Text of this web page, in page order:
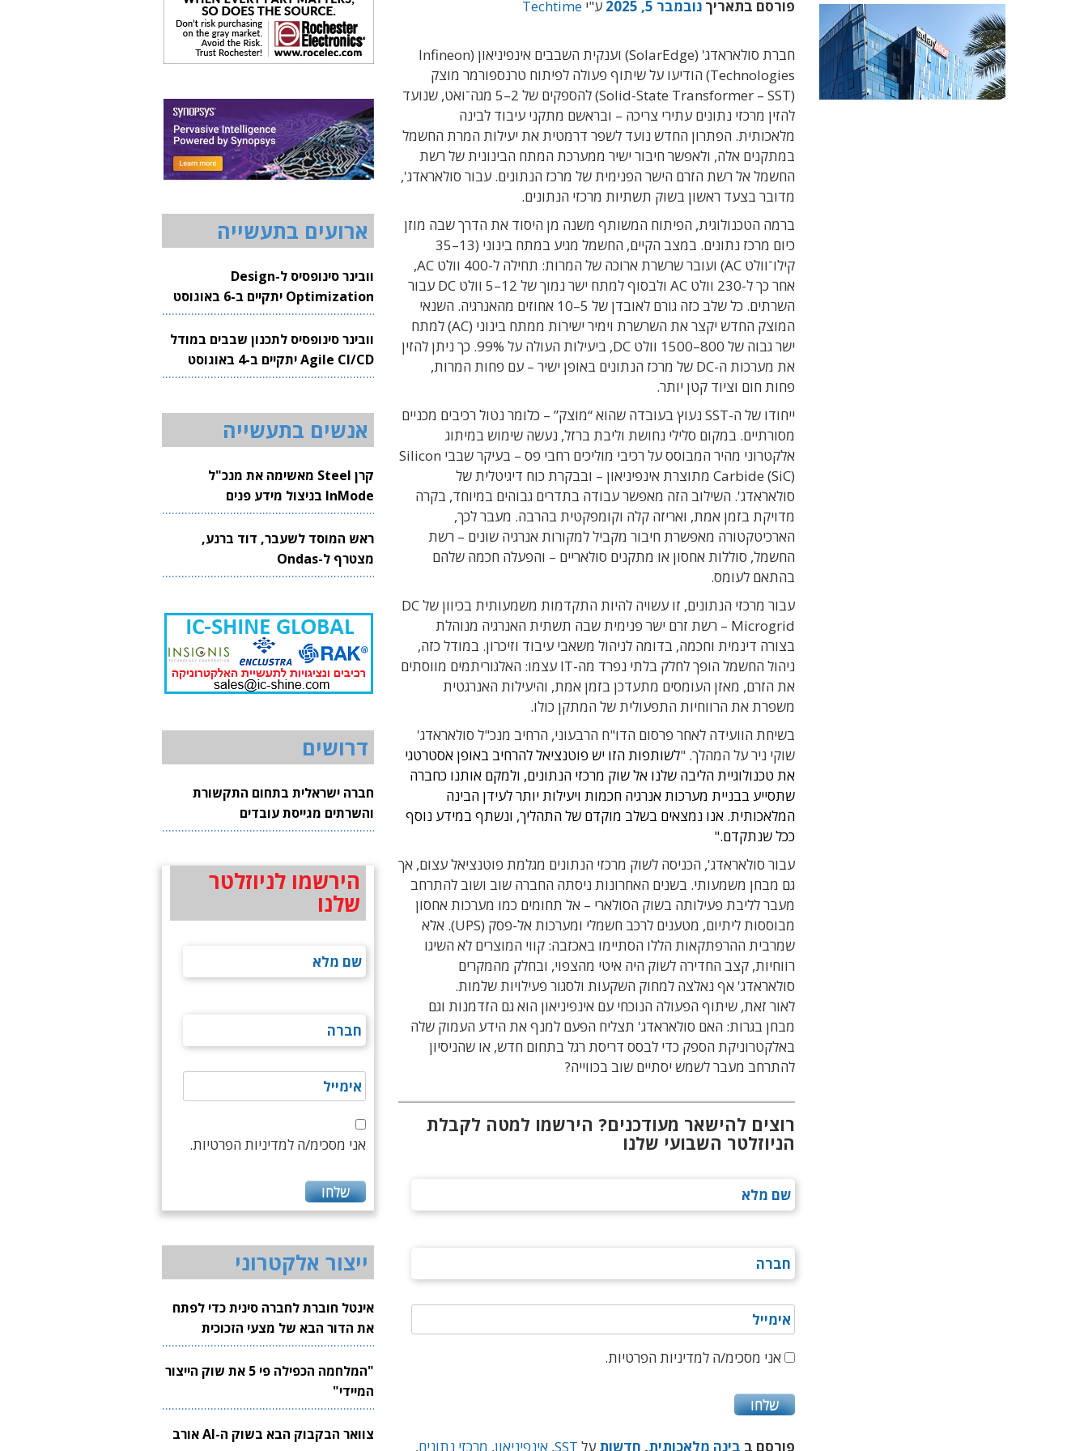
פורסם בתאריך נובמבר 5, 2025 ע"י Techtime
חברת סולאראדג' (SolarEdge) וענקית השבבים אינפיניאון (Infineon
Technologies) הודיעו על שיתוף פעולה לפיתוח טרנספורמר מוצק
(Solid-State Transformer – SST) להספקים של 2–5 מגה־ואט, שנועד
להזין מרכזי נתונים עתירי צריכה – ובראשם מתקני עיבוד לבינה
מלאכותית. הפתרון החדש נועד לשפר דרמטית את יעילות המרת החשמל
במתקנים אלה, ולאפשר חיבור ישיר ממערכת המתח הבינונית של רשת
החשמל אל רשת הזרם הישר הפנימית של מרכז הנתונים. עבור סולאראדג',
מדובר בצעד ראשון בשוק תשתיות מרכזי הנתונים.
ברמה הטכנולוגית, הפיתוח המשותף משנה מן היסוד את הדרך שבה מוזן
כיום מרכז נתונים. במצב הקיים, החשמל מגיע במתח בינוני (13–35
קילו־וולט AC) ועובר שרשרת ארוכה של המרות: תחילה ל-400 וולט AC,
אחר כך ל-230 וולט AC ולבסוף למתח ישר נמוך של 12–5 וולט DC עבור
השרתים. כל שלב כזה גורם לאובדן של 5–10 אחוזים מהאנרגיה. השנאי
המוצק החדש יקצר את השרשרת וימיר ישירות ממתח בינוני (AC) למתח
ישר גבוה של 800–1500 וולט DC, ביעילות העולה על 99%. כך ניתן להזין
את מערכות ה-DC של מרכז הנתונים באופן ישיר – עם פחות המרות,
פחות חום וציוד קטן יותר.
ייחודו של ה-SST נעוץ בעובדה שהוא “מוצק” – כלומר נטול רכיבים מכניים
מסורתיים. במקום סלילי נחושת וליבת ברזל, נעשה שימוש במיתוג
אלקטרוני מהיר המבוסס על רכיבי מוליכים רחבי פס – בעיקר שבבי Silicon
Carbide (SiC) מתוצרת אינפיניאון – ובבקרת כוח דיגיטלית של
סולאראדג'. השילוב הזה מאפשר עבודה בתדרים גבוהים במיוחד, בקרה
מדויקת בזמן אמת, ואריזה קלה וקומפקטית בהרבה. מעבר לכך,
הארכיטקטורה מאפשרת חיבור מקביל למקורות אנרגיה שונים – רשת
החשמל, סוללות אחסון או מתקנים סולאריים – והפעלה חכמה שלהם
בהתאם לעומס.
עבור מרכזי הנתונים, זו עשויה להיות התקדמות משמעותית בכיוון של DC
Microgrid – רשת זרם ישר פנימית שבה תשתית האנרגיה מנוהלת
בצורה דינמית וחכמה, בדומה לניהול משאבי עיבוד וזיכרון. במודל כזה,
ניהול החשמל הופך לחלק בלתי נפרד מה-IT עצמו: האלגוריתמים מווסתים
את הזרם, מאזן העומסים מתעדכן בזמן אמת, והיעילות האנרגטית
משפרת את הרווחיות התפעולית של המתקן כולו.
בשיחת הוועידה לאחר פרסום הדו"ח הרבעוני, הרחיב מנכ"ל סולאראדג'
שוקי ניר על המהלך. "לשותפות הזו יש פוטנציאל להרחיב באופן אסטרטגי
את טכנולוגיית הליבה שלנו אל שוק מרכזי הנתונים, ולמקם אותנו כחברה
שתסייע בבניית מערכות אנרגיה חכמות ויעילות יותר לעידן הבינה
המלאכותית. אנו נמצאים בשלב מוקדם של התהליך, ונשתף במידע נוסף
ככל שנתקדם."
עבור סולאראדג', הכניסה לשוק מרכזי הנתונים מגלמת פוטנציאל עצום, אך
גם מבחן משמעותי. בשנים האחרונות ניסתה החברה שוב ושוב להתרחב
מעבר לליבת פעילותה בשוק הסולארי – אל תחומים כמו מערכות אחסון
מבוססות ליתיום, מטענים לרכב חשמלי ומערכות אל-פסק (UPS). אלא
שמרבית ההרפתקאות הללו הסתיימו באכזבה: קווי המוצרים לא השיגו
רווחיות, קצב החדירה לשוק היה איטי מהצפוי, ובחלק מהמקרים
סולאראדג' אף נאלצה למחוק השקעות ולסגור פעילויות שלמות.
לאור זאת, שיתוף הפעולה הנוכחי עם אינפיניאון הוא גם הזדמנות וגם
מבחן בגרות: האם סולאראדג' תצליח הפעם למנף את הידע העמוק שלה
באלקטרוניקת הספק כדי לבסס דריסת רגל בתחום חדש, או שהניסיון
להתרחב מעבר לשמש יסתיים שוב בכווייה?
רוצים להישאר מעודכנים? הירשמו למטה לקבלת
הניוזלטר השבועי שלנו
אני מסכימ/ה למדיניות הפרטיות.
פורסם ב בינה מלאכותית, חדשות על SST
, אינפיניאון, מרכזי נתונים,
ארועים בתעשייה
וובינר סינופסיס ל-Design
Optimization יתקיים ב-6 באוגוסט
2026
וובינר סינופסיס לתכנון שבבים במודל
Agile CI/CD יתקיים ב-4 באוגוסט
2026
אנשים בתעשייה
קרן Steel מאשימה את מנכ"ל
InMode בניצול מידע פנים
ראש המוסד לשעבר, דוד ברנע,
מצטרף ל-Ondas
דרושים
חברה ישראלית בתחום התקשורת
והשרתים מגייסת עובדים
הירשמו לניוזלטר
שלנו
אני מסכימ/ה למדיניות הפרטיות.
ייצור אלקטרוני
אינטל חוברת לחברה סינית כדי לפתח
את הדור הבא של מצעי הזכוכית
לשבבים
"המלחמה הכפילה פי 5 את שוק הייצור
המיידי"
צוואר הבקבוק הבא בשוק ה-AI אורב